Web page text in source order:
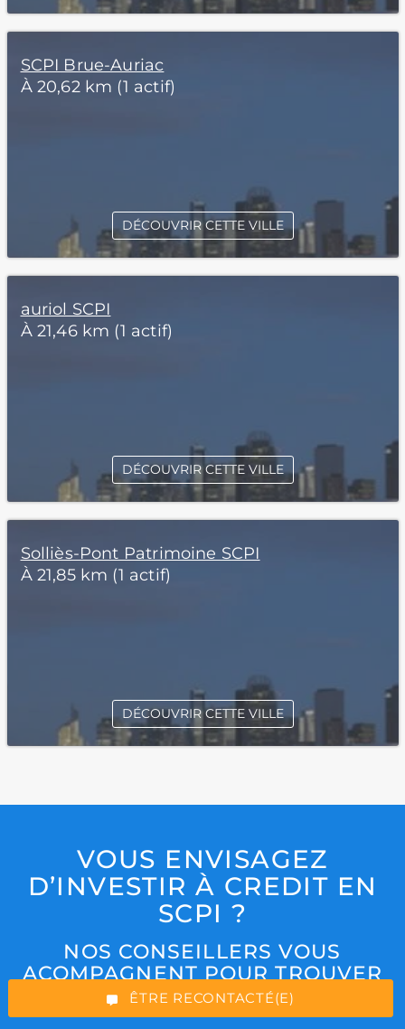
*Champs obligatoires
“Excellent”, 165 avis
ÊTRE RECONTACTÉ(E)
SCPI Brue-Auriac
À 20,62 km (1 actif)
DÉCOUVRIR CETTE VILLE
auriol SCPI
À 21,46 km (1 actif)
DÉCOUVRIR CETTE VILLE
Solliès-Pont Patrimoine SCPI
À 21,85 km (1 actif)
DÉCOUVRIR CETTE VILLE
VOUS ENVISAGEZ
D’INVESTIR À CREDIT EN
SCPI ?
NOS CONSEILLERS VOUS
ACOMPAGNENT POUR TROUVER
UN FINANCEMENT EN SCPI